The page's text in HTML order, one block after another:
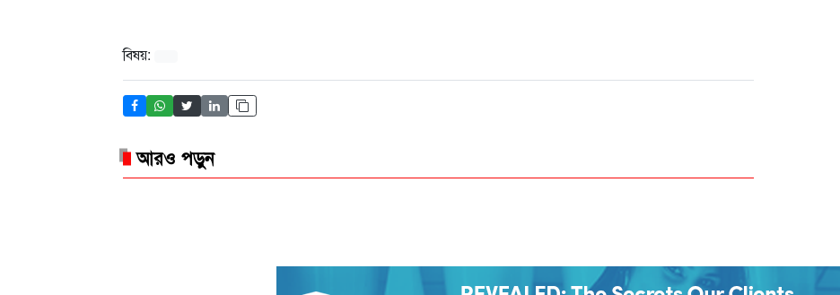
বিষয়:
আরও পড়ুন